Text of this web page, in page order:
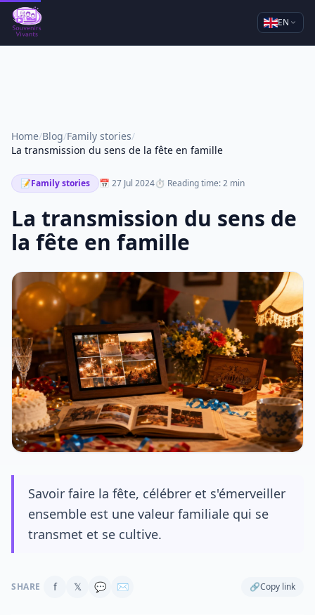
EN
Home/Blog/Family stories/
La transmission du sens de la fête en famille
📝Family stories 📅 27 Jul 2024⏱ Reading time: 2 min
La transmission du sens de
la fête en famille
Savoir faire la fête, célébrer et s'émerveiller
ensemble est une valeur familiale qui se
transmet et se cultive.
SHARE f 𝕏 💬 ✉ 🔗Copy link